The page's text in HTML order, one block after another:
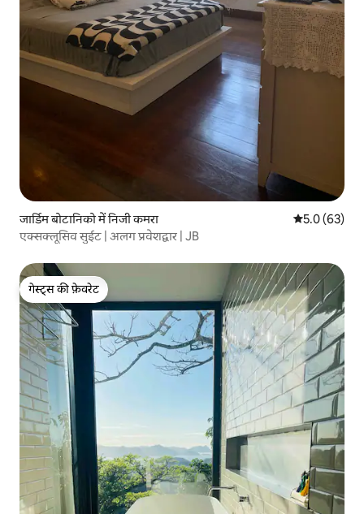
जार्डिम बोटानिको में निजी कमरा औसत रेटिंग 5
5.0 (63)
एक्सक्लूसिव सुईट | अलग प्रवेशद्वार | JB
गेस्ट्स की फ़ेवरेट
गेस्ट्स की फ़ेवरेट